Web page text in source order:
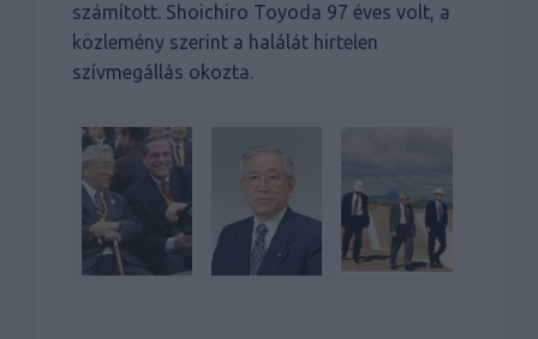
számított. Shoichiro Toyoda 97 éves volt, a
közlemény szerint a halálát hirtelen
szívmegállás okozta.